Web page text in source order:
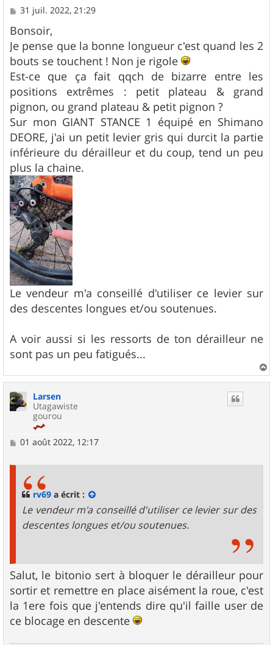
M
s
s
a
g
e
31 juil. 2022, 21:29
Bonsoir,
Je pense que la bonne longueur c'est quand les 2
bouts se touchent ! Non je rigole
Est-ce que ça fait qqch de bizarre entre les
positions extrêmes : petit plateau & grand
pignon, ou grand plateau & petit pignon ?
Sur mon GIANT STANCE 1 équipé en Shimano
DEORE, j'ai un petit levier gris qui durcit la partie
inférieure du dérailleur et du coup, tend un peu
plus la chaine.
Le vendeur m'a conseillé d'utiliser ce levier sur
des descentes longues et/ou soutenues.
A voir aussi si les ressorts de ton dérailleur ne
sont pas un peu fatigués...
a
Larsen
Utagawiste
gourou
M
01 août 2022, 12:17
rv69 a écrit :
Le vendeur m'a conseillé d'utiliser ce levier sur des
descentes longues et/ou soutenues.
Salut, le bitonio sert à bloquer le dérailleur pour
sortir et remettre en place aisément la roue, c'est
la 1ere fois que j'entends dire qu'il faille user de
ce blocage en descente